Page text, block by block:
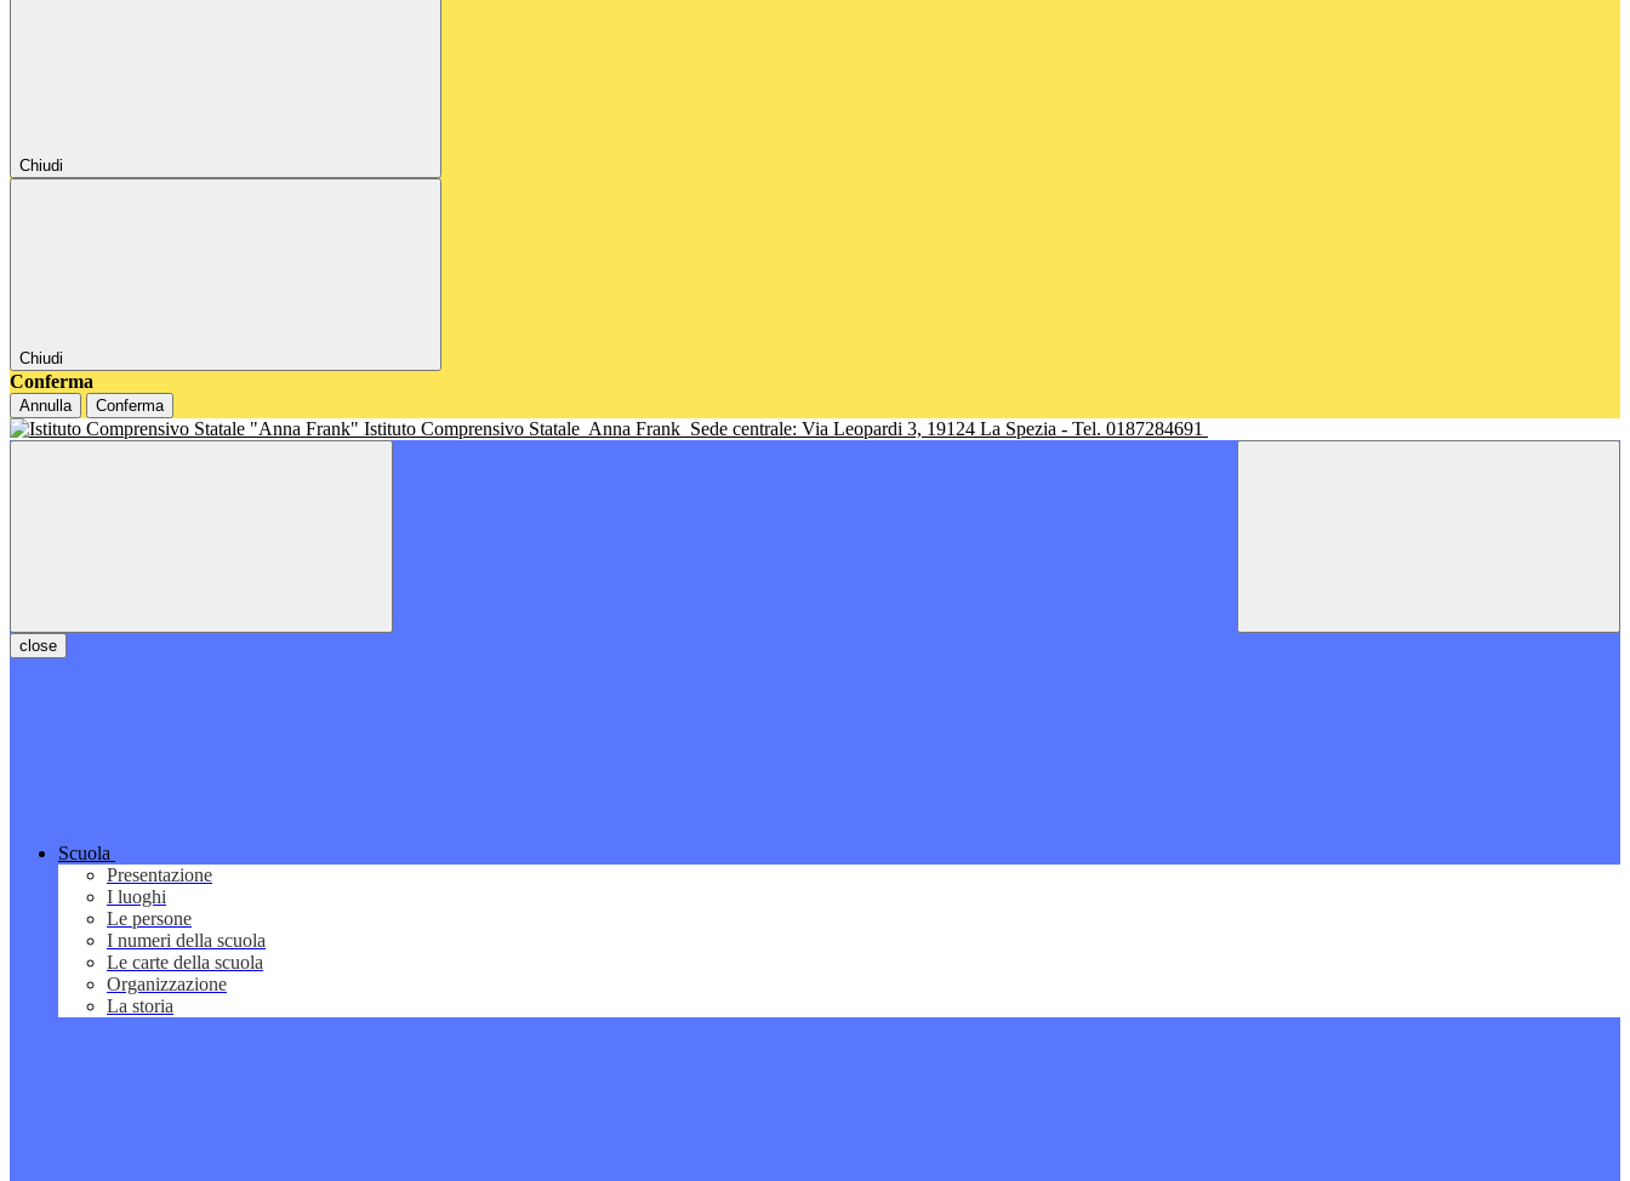
Chiudi
Chiudi
Conferma
Annulla Conferma
Istituto Comprensivo Statale Anna Frank Sede centrale: Via Leopardi 3, 19124 La Spezia - Tel. 0187284691
close
Scuola
Presentazione
I luoghi
Le persone
I numeri della scuola
Le carte della scuola
Organizzazione
La storia